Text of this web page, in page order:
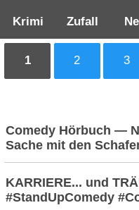
Krimi Zufall
1 2 3
Comedy Hörbuch —
Sache mit den
KARRIERE... und
#StandUpComedy